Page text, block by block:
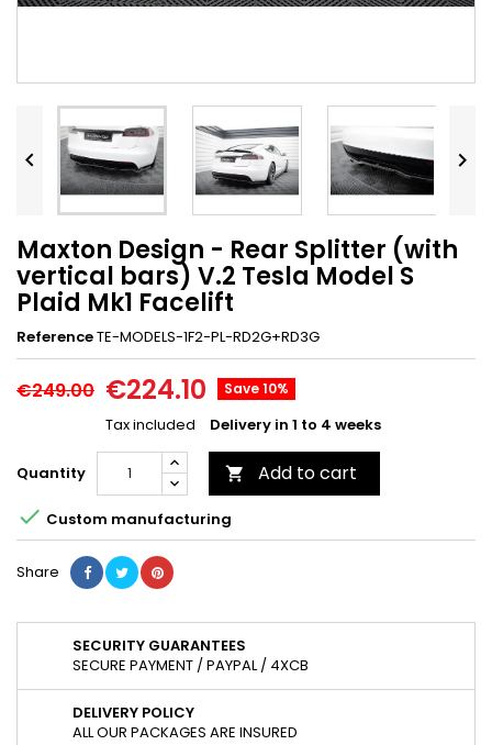
 
Maxton Design - Rear Splitter (with
vertical bars) V.2 Tesla Model S
Plaid Mk1 Facelift
ReferenceTE-MODELS-1F2-PL-RD2G+RD3G
€249.00 €224.10 Save 10%
Tax included Delivery in 1 to 4 weeks
Quantity  Add to cart
 Custom manufacturing
Share
SECURITY GUARANTEES
SECURE PAYMENT / PAYPAL / 4XCB
DELIVERY POLICY
ALL OUR PACKAGES ARE INSURED